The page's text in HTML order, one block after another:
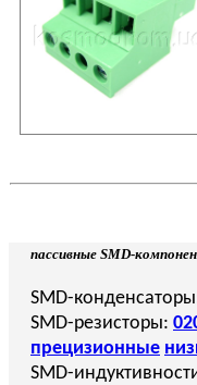
пассивные SMD-
SMD-
SMD-резисторы:
прецизионные
SMD-